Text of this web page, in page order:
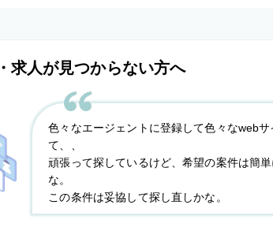
求人が見つからない方へ
色々なエージェントに登録して色々なwebサ
て、、
頑張って探しているけど、希望の案件は簡
な。
この条件は妥協して探し直しかな。